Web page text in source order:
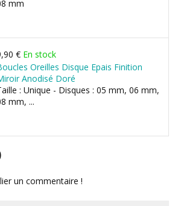
mm
€ En stock
Oreilles Disque Epais Finition
Anodisé Doré
: Unique - Disques : 05 mm, 06 mm,
mm, ...
un commentaire !